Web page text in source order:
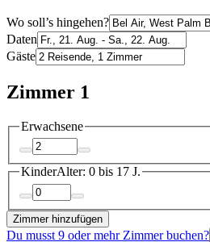
Wo soll’s hingehen?
Daten
Gäste
Zimmer 1
Erwachsene
KinderAlter: 0 bis 17 J.
Zimmer hinzufügen
Du musst 9 oder mehr Zimmer buchen?